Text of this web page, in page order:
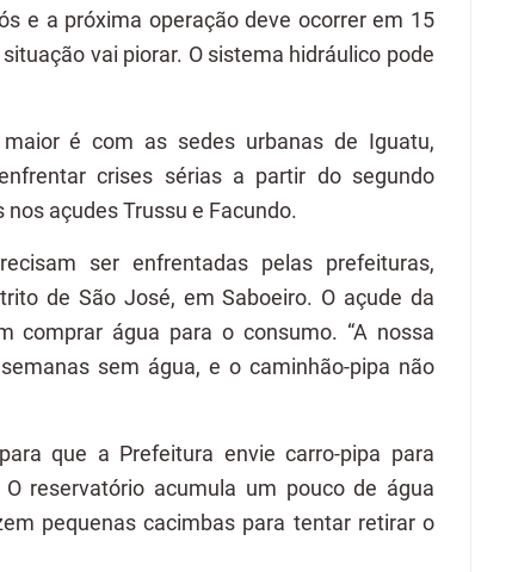
e a próxima operação deve ocorrer em 15
vai piorar. O sistema hidráulico pode
é com as sedes urbanas de Iguatu,
crises sérias a partir do segundo
açudes Trussu e Facundo.
ser enfrentadas pelas prefeituras,
de São José, em Saboeiro. O açude da
comprar água para o consumo. “A nossa
sem água, e o caminhão-pipa não
que a Prefeitura envie carro-pipa para
reservatório acumula um pouco de água
pequenas cacimbas para tentar retirar o